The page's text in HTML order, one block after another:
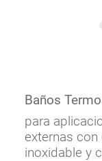
Baños
para
externas
inoxidable y